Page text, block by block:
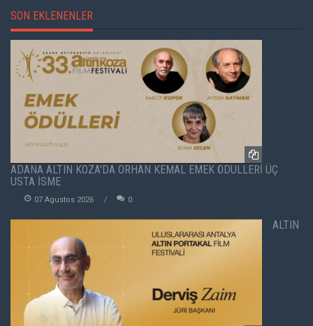
SON EKLENENLER
ADANA ALTIN KOZA'DA ORHAN KEMAL EMEK ÖDÜLLERİ ÜÇ
USTA İSME
07 Agustos 2026 0
ALTIN